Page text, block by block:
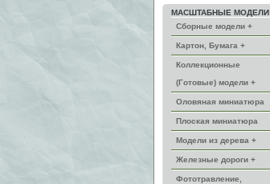
МАСШТАБНЫЕ МОДЕЛИ
Сборные модели +
Картон, Бумага +
Коллекционные
(Готовые) модели +
Оловяная миниатюра
Плоская миниатюра
Модели из дерева +
Железные дороги +
Фототравление,